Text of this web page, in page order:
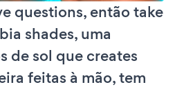
questions, então take
shades, uma
de sol que creates
feitas à mão, tem